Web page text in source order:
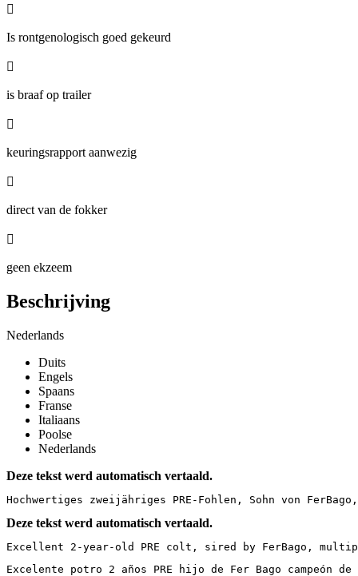

Is rontgenologisch goed gekeurd

is braaf op trailer

keuringsrapport aanwezig

direct van de fokker

geen ekzeem
Beschrijving
Nederlands
Duits
Engels
Spaans
Franse
Italiaans
Poolse
Nederlands
Deze tekst werd automatisch vertaald.
Hochwertiges zweijähriges PRE-Fohlen, Sohn von
Deze tekst werd automatisch vertaald.
Excellent 2-year-old PRE colt, sired by FerBago,
Excelente potro 2 años PRE hijo de Fer Bago campeón